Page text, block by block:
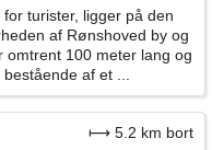
turister, ligger på den
af Rønshoved by og
omtrent 100 meter lang og
af et ...
⟼ 5.2 km bort